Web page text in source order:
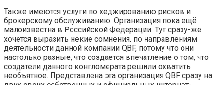
Также имеются услуги по хеджированию рисков и
брокерскому обслуживанию. Организация пока ещё
малоизвестна в Российской Федерации. Тут сразу-же
хочется выразить некие сомнения, по направлениям
деятельности данной компании QBF, потому что они
настолько разные, что создается впечатление о том, что
создатели данного конгломерата решили охватить
необъятное. Представлена эта организация QBF сразу на